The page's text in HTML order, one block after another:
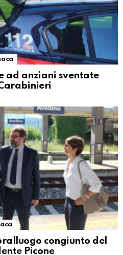
ad anziani sventate
congiunto del
Picone